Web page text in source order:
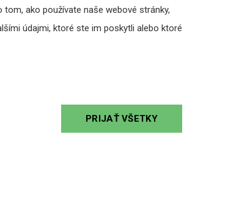
ako používate naše webové stránky,
údajmi, ktoré ste im poskytli alebo ktoré
PRIJAŤ VŠETKY